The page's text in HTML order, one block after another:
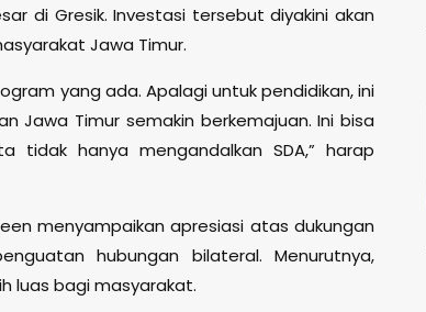
di Gresik. Investasi tersebut diyakini akan
Jawa Timur.
yang ada. Apalagi untuk pendidikan, ini
Jawa Timur semakin berkemajuan. Ini bisa
tidak hanya mengandalkan SDA,” harap
menyampaikan apresiasi atas dukungan
hubungan bilateral. Menurutnya,
luas bagi masyarakat.